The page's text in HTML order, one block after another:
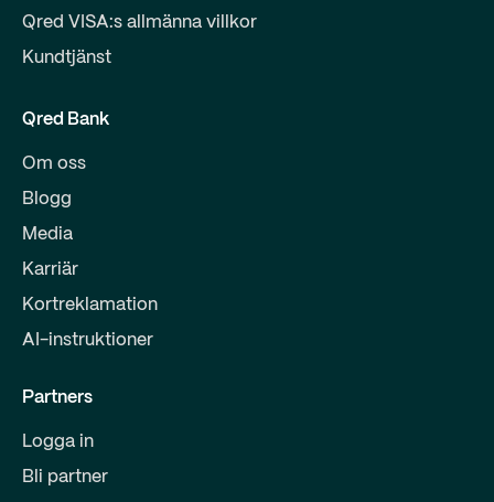
Qred VISA:s allmänna villkor
Kundtjänst
Qred Bank
Om oss
Blogg
Media
Karriär
Kortreklamation
AI-instruktioner
Partners
Logga in
Bli partner